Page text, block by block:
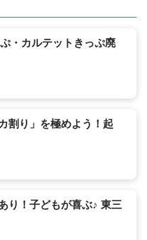
・カルテットきっぷ廃
割り」を極めよう！起
り！子どもが喜ぶ♪ 東三